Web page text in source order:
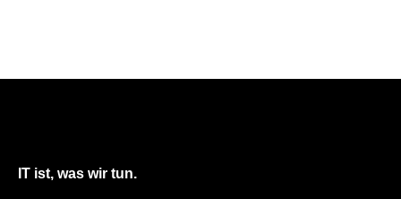
IT ist, was wir tun.